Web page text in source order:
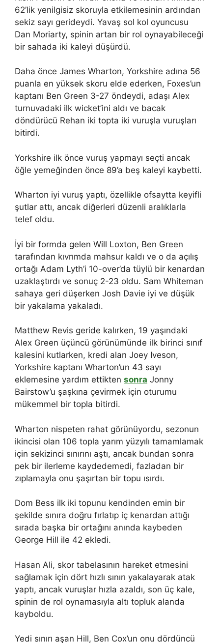
62’lik yenilgisiz skoruyla etkilemesinin ardından
sekiz sayı gerideydi. Yavaş sol kol oyuncusu
Dan Moriarty, spinin artan bir rol oynayabileceği
bir sahada iki kaleyi düşürdü.
Daha önce James Wharton, Yorkshire adına 56
puanla en yüksek skoru elde ederken, Foxes’un
kaptanı Ben Green 3-27 öndeydi, adaşı Alex
turnuvadaki ilk wicket’ini aldı ve bacak
döndürücü Rehan iki topta iki vuruşla vuruşları
bitirdi.
Yorkshire ilk önce vuruş yapmayı seçti ancak
öğle yemeğinden önce 89’a beş kaleyi kaybetti.
Wharton iyi vuruş yaptı, özellikle ofsaytta keyifli
şutlar attı, ancak diğerleri düzenli aralıklarla
telef oldu.
İyi bir formda gelen Will Loxton, Ben Green
tarafından kıvrımda mahsur kaldı ve o da açılış
ortağı Adam Lyth’i 10-over’da tüylü bir kenardan
uzaklaştırdı ve sonuç 2-23 oldu. Sam Whiteman
sahaya geri düşerken Josh Davie iyi ve düşük
bir yakalama yakaladı.
Matthew Revis geride kalırken, 19 yaşındaki
Alex Green üçüncü görünümünde ilk birinci sınıf
kalesini kutlarken, kredi alan Joey Iveson,
Yorkshire kaptanı Wharton’un 43 sayı
eklemesine yardım ettikten sonra Jonny
Bairstow’u şaşkına çevirmek için oturumu
mükemmel bir topla bitirdi.
Wharton nispeten rahat görünüyordu, sezonun
ikincisi olan 106 topla yarım yüzyılı tamamlamak
için sekizinci sınırını aştı, ancak bundan sonra
pek bir ilerleme kaydedemedi, fazladan bir
zıplamayla onu şaşırtan bir topu ısırdı.
Dom Bess ilk iki topunu kendinden emin bir
şekilde sınıra doğru fırlatıp iç kenardan attığı
sırada başka bir ortağını anında kaybeden
George Hill ile 42 ekledi.
Hasan Ali, skor tabelasının hareket etmesini
sağlamak için dört hızlı sınırı yakalayarak atak
yaptı, ancak vuruşlar hızla azaldı, son üç kale,
spinin de rol oynamasıyla altı topluk alanda
kayboldu.
Yedi sınırı aşan Hill, Ben Cox’un onu dördüncü